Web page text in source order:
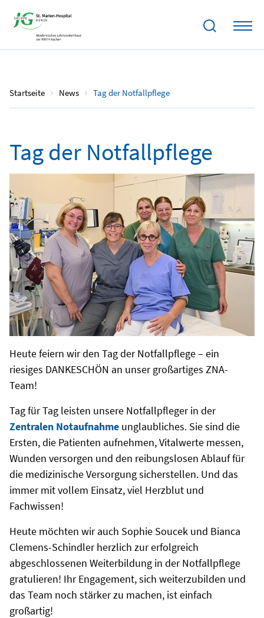
Startseite News Tag der Notfallpflege
10.10.2024
Tag der Notfallpflege
Heute feiern wir den Tag der Notfallpflege – ein
riesiges DANKESCHÖN an unser großartiges ZNA-
Team!
Tag für Tag leisten unsere Notfallpfleger in der
Zentralen Notaufnahme unglaubliches. Sie sind die
Ersten, die Patienten aufnehmen, Vitalwerte messen,
Wunden versorgen und den reibungslosen Ablauf für
die medizinische Versorgung sicherstellen. Und das
immer mit vollem Einsatz, viel Herzblut und
Fachwissen!
Heute möchten wir auch Sophie Soucek und Bianca
Clemens-Schindler herzlich zur erfolgreich
abgeschlossenen Weiterbildung in der Notfallpflege
gratulieren! Ihr Engagement, sich weiterzubilden und
das Team noch stärker zu machen, ist einfach
großartig!